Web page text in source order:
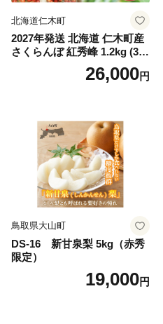
北海道仁木町
2027年発送 北海道 仁木町産
さくらんぼ 紅秀峰 1.2kg (300
g×4パック) Lサイズ以上 旬
桜桃 産地直送 サクランボ チ
26,000円
鳥取県大山町
DS-16 新甘泉梨 5kg（赤秀
限定）
19,000円